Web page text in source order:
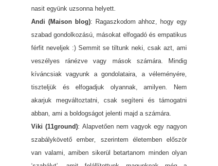
nasit együnk uzsonna helyett.
Andi (Maison blog): Ragaszkodom ahhoz, hogy egy
szabad gondolkozású, másokat elfogadó és empatikus
férfit neveljek :) Semmit se tiltunk neki, csak azt, ami
veszélyes ránézve vagy mások számára. Mindig
kíváncsiak vagyunk a gondolataira, a véleményére,
tiszteljük és elfogadjuk olyannak, amilyen. Nem
akarjuk megváltoztatni, csak segíteni és támogatni
abban, ami a boldogságot jelenti majd a számára.
Viki (11ground): Alapvetően nem vagyok egy nagyon
szabálykövető ember, szerintem életemben először
van valami, amiben sikerül betartanom minden olyan